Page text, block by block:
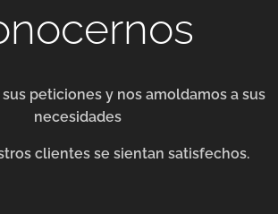
peticiones y nos amoldamos a sus
necesidades
clientes se sientan satisfechos.